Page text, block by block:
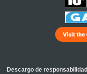
Descargo de responsabilidad